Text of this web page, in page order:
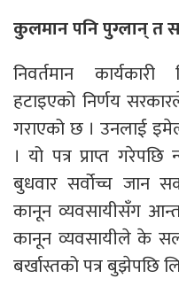
कुलमान पनि पुग्लान् त
निवर्तमान
हटाइएको निर्णय
गराएको छ । उनलाई
। यो पत्र प्राप्त
बुधवार सर्वोच्च
कानून व्यवसायीसँग
कानून व्यवसायीले के
बर्खास्तको पत्र बुझेपछि